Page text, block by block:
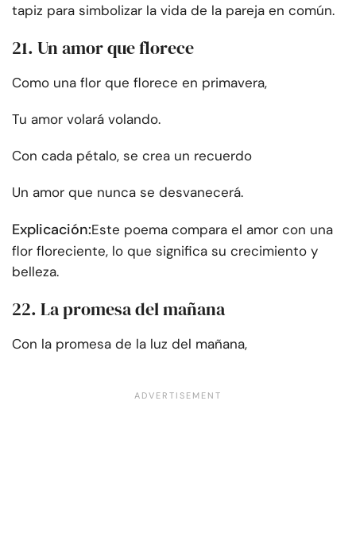
tapiz para simbolizar la vida de la pareja en común.
21. Un amor que florece
Como una flor que florece en primavera,
Tu amor volará volando.
Con cada pétalo, se crea un recuerdo
Un amor que nunca se desvanecerá.
Explicación:Este poema compara el amor con una
flor floreciente, lo que significa su crecimiento y
belleza.
22. La promesa del mañana
Con la promesa de la luz del mañana,